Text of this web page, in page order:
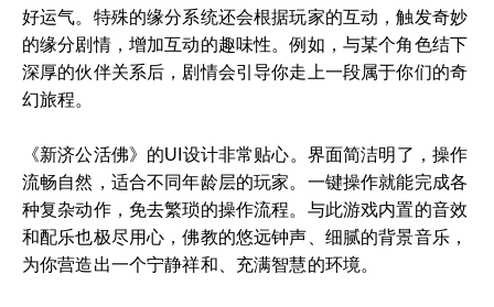
好运气。特殊的缘分系统还会根据玩家的互动，触发奇妙
的缘分剧情，增加互动的趣味性。例如，与某个角色结下
深厚的伙伴关系后，剧情会引导你走上一段属于你们的奇
幻旅程。
《新济公活佛》的UI设计非常贴心。界面简洁明了，操作
流畅自然，适合不同年龄层的玩家。一键操作就能完成各
种复杂动作，免去繁琐的操作流程。与此游戏内置的音效
和配乐也极尽用心，佛教的悠远钟声、细腻的背景音乐，
为你营造出一个宁静祥和、充满智慧的环境。